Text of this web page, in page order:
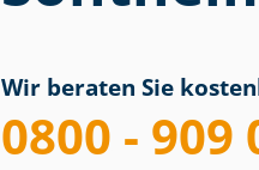
Wir beraten Sie
0800 - 909